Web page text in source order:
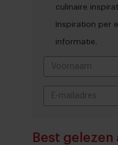
culinaire
Inspiration per
informatie.
Best